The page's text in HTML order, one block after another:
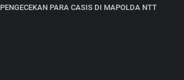
PENGECEKAN PARA CASIS DI MAPOLDA NTT